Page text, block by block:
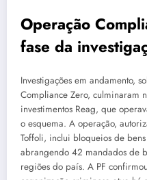
Operação
fase da
Investigações em andamento,
Compliance Zero, culminaram
investimentos Reag, que
o esquema. A operação,
Toffoli, inclui bloqueios de
abrangendo 42 mandados de
regiões do país. A PF